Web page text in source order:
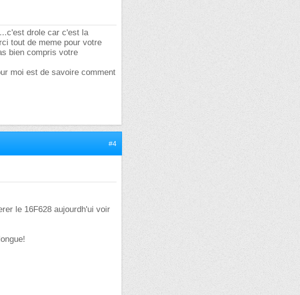
drole car c'est la
tout de meme pour votre
bien compris votre
moi est de savoire comment
#4
le 16F628 aujourdh'ui voir